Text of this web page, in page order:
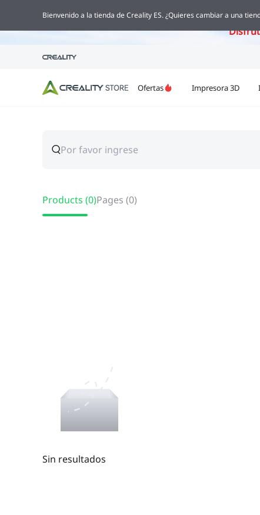
Creality
Ofertas Impresora 3D
Products (0)Pages (0)
Sin resultados
Bienvenido a la tienda de Creality ES. ¿Quieres cambiar a una